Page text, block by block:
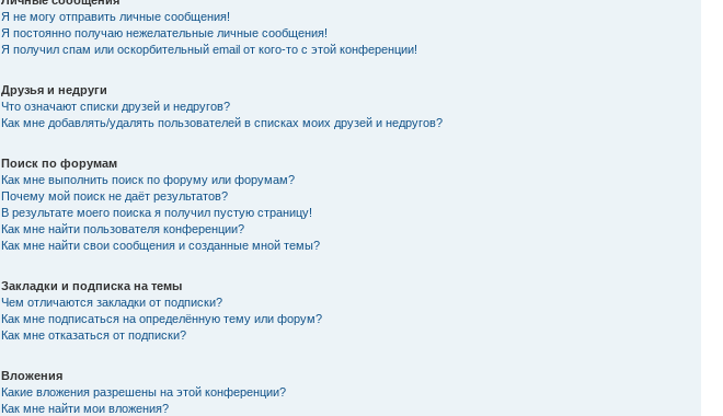
Я не могу отправить личные сообщения!
Я постоянно получаю нежелательные личные сообщения!
Я получил спам или оскорбительный email от кого-то с этой конференции!
Друзья и недруги
Что означают списки друзей и недругов?
Как мне добавлять/удалять пользователей в списках моих друзей и недругов?
Поиск по форумам
Как мне выполнить поиск по форуму или форумам?
Почему мой поиск не даёт результатов?
В результате моего поиска я получил пустую страницу!
Как мне найти пользователя конференции?
Как мне найти свои сообщения и созданные мной темы?
Закладки и подписка на темы
Чем отличаются закладки от подписки?
Как мне подписаться на определённую тему или форум?
Как мне отказаться от подписки?
Вложения
Какие вложения разрешены на этой конференции?
Как мне найти мои вложения?